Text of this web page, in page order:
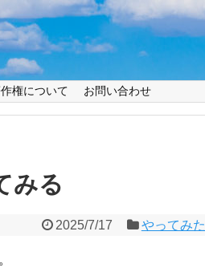
権について お問い合わせ
みる
2025/7/17 やってみた